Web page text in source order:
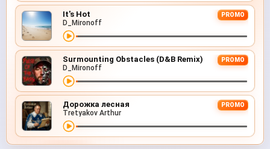
It's Hot PROMO
D_Mironoff
Surmounting Obstacles (D&B Remix) PROMO
D_Mironoff
Дорожка лесная PROMO
Tretyakov Arthur